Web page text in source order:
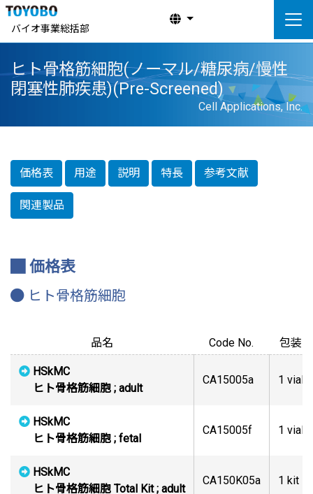
バイオ事業総括部
ヒト骨格筋細胞(ノーマル/糖尿病/慢性
閉塞性肺疾患)(Pre-Screened)
Cell Applications, Inc.
価格表 用途 説明 特長 参考文献
関連製品
価格表
ヒト骨格筋細胞
品名 Code No. 包装
HSkMC
ヒト骨格筋細胞 ; adult
CA15005a 1 vial
HSkMC
ヒト骨格筋細胞 ; fetal
CA15005f 1 vial
HSkMC
ヒト骨格筋細胞 Total Kit ; adult
CA150K05a 1 kit